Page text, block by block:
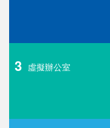
3 虛擬辦公室